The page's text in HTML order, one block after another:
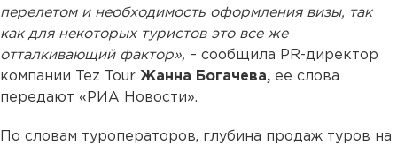
перелетом и необходимость оформления визы, так
как для некоторых туристов это все же
отталкивающий фактор», – сообщила PR-директор
компании Tez Tour Жанна Богачева, ее слова
передают «РИА Новости».
По словам туроператоров, глубина продаж туров на